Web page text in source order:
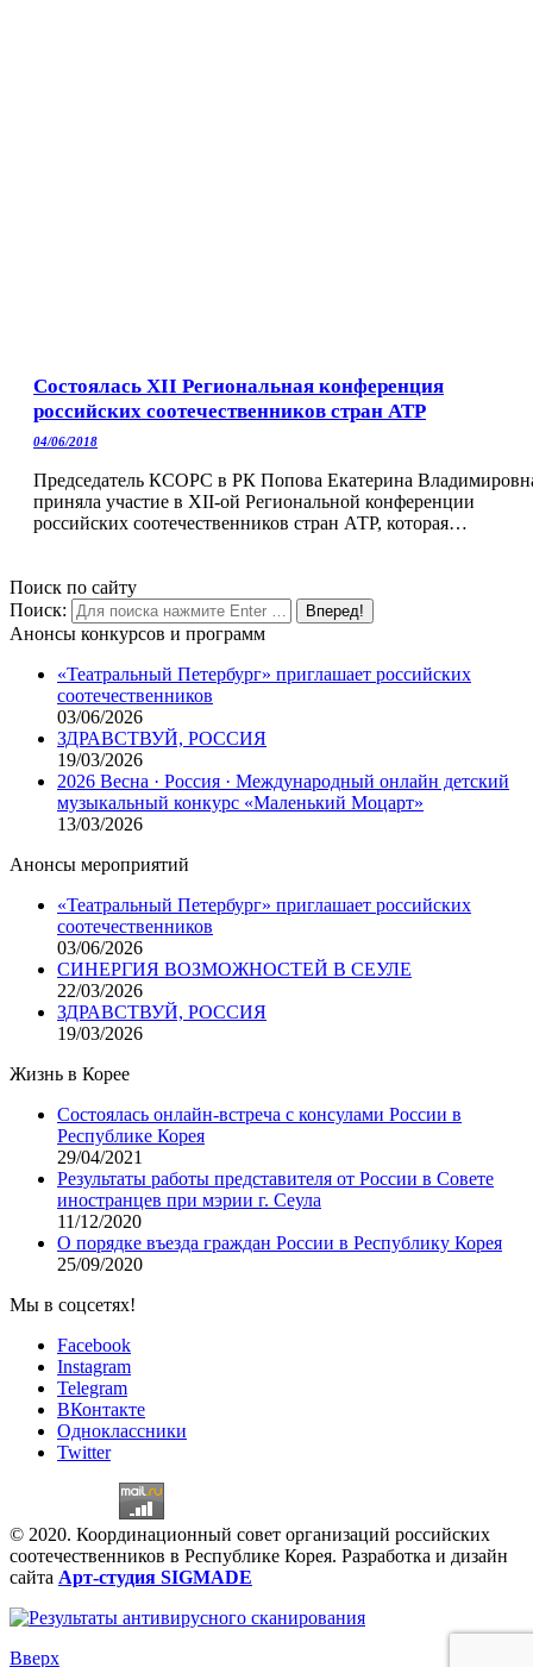
Состоялась XII Региональная конференция
российских соотечественников стран АТР
04/06/2018
Председатель КСОРС в РК Попова Екатерина
приняла участие в XII-ой Региональной конференции
российских соотечественников стран АТР, которая…
Поиск по сайту
Поиск:
Анонсы конкурсов и программ
«Театральный Петербург» приглашает российских
соотечественников
03/06/2026
ЗДРАВСТВУЙ, РОССИЯ
19/03/2026
2026 Весна · Россия · Международный онлайн детский
музыкальный конкурс «Маленький Моцарт»
13/03/2026
Анонсы мероприятий
«Театральный Петербург» приглашает российских
соотечественников
03/06/2026
СИНЕРГИЯ ВОЗМОЖНОСТЕЙ В СЕУЛЕ
22/03/2026
ЗДРАВСТВУЙ, РОССИЯ
19/03/2026
Жизнь в Корее
Состоялась онлайн-встреча с консулами России в
Республике Корея
29/04/2021
Результаты работы представителя от России в Совете
иностранцев при мэрии г. Сеула
11/12/2020
О порядке въезда граждан России в Республику Корея
25/09/2020
Мы в соцсетях!
Facebook
Instagram
Telegram
ВКонтакте
Одноклассники
Twitter
© 2020. Координационный совет организаций российских
соотечественников в Республике Корея. Разработка и дизайн
сайта Арт-студия SIGMADE
Вверх